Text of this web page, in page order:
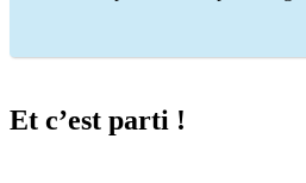
Et c’est parti !